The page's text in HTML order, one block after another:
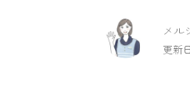
メル
更新